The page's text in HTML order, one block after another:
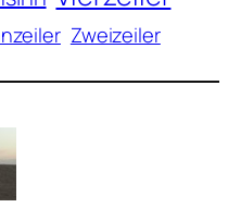
Zweizeiler